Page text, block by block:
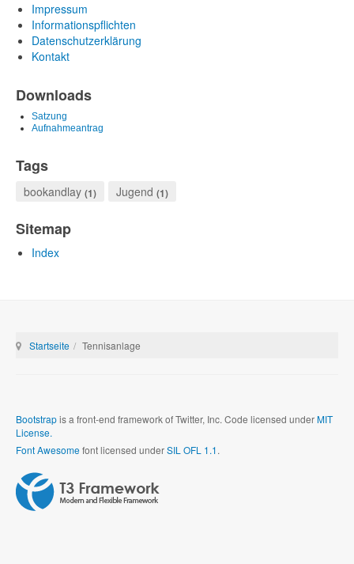
Impressum
Informationspflichten
Datenschutzerklärung
Kontakt
Downloads
Satzung
Aufnahmeantrag
Tags
bookandlay (1) Jugend (1)
Sitemap
Index
Startseite Tennisanlage
Bootstrapis a front-end framework of Twitter, Inc. Code licensed underMIT
License.
Font Awesomefont licensed underSIL OFL 1.1.